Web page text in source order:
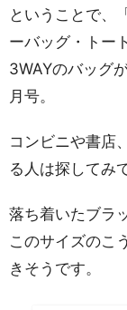
ということで、
ーバッグ・トー
3WAYのバッグ
月号。
コンビニや書店
る人は探してみ
落ち着いたブラ
このサイズのこ
きそうです。